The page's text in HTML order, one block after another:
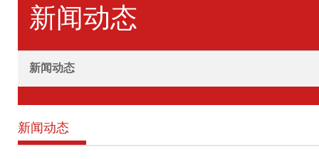
新闻动态
新闻动态
新闻动态